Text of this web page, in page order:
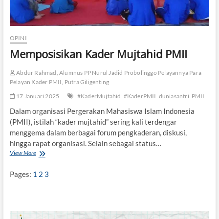
OPINI
Memposisikan Kader Mujtahid PMII
Abdur Rahmad, Alumnus PP Nurul Jadid Probolinggo Pelayannya Para
Pelayan Kader PMII, Putra Giligenting
17 Januari 2025
#KaderMujtahid #KaderPMII duniasantri PMII
Dalam organisasi Pergerakan Mahasiswa Islam Indonesia
(PMII), istilah “kader mujtahid” sering kali terdengar
menggema dalam berbagai forum pengkaderan, diskusi,
hingga rapat organisasi. Selain sebagai status…
View MoreM
m
p
Pages: 1 2 3